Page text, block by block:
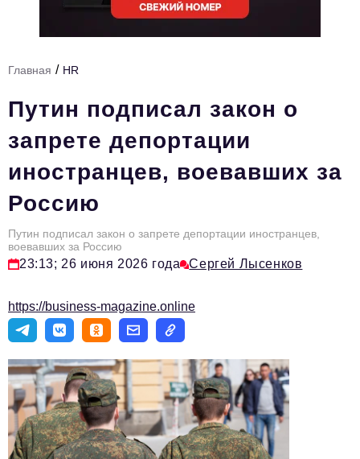
История тульского предпринимательства
Тема номера
HR
Персона номера
Инфраструктура развития
Технологии и тренды
Туризм
Мероприятия
Видео
Телефон редакции:+7 495 727-01-67
Электронные почты редакции:
Главная / HR
Путин подписал закон о
запрете депортации
иностранцев, воевавших за
Россию
Путин подписал закон о запрете депортации иностранцев,
воевавших за Россию
23:13; 26 июня 2026 года Сергей Лысенков
https://business-magazine.online